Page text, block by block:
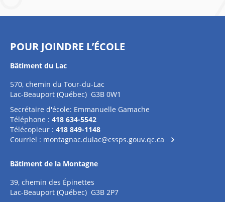
POUR JOINDRE L’ÉCOLE
Bâtiment du Lac
570, chemin du Tour-du-Lac
Lac-Beauport (Québec) G3B 0W1
Secrétaire d'école: Emmanuelle Gamache
Téléphone : 418 634-5542
Télécopieur : 418 849-1148
Courriel : montagnac.dulac@cssps.gouv.qc.ca
Bâtiment de la Montagne
39, chemin des Épinettes
Lac-Beauport (Québec) G3B 2P7